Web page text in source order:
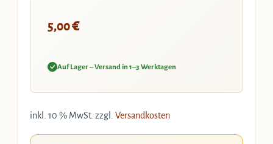
5,00€
Auf Lager – Versand in 1–3 Werktagen
inkl. 10 % MwSt. zzgl. Versandkosten